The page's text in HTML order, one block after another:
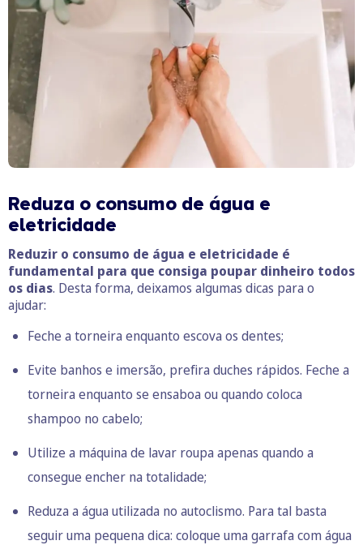
Reduza o consumo de água e
eletricidade
Reduzir o consumo de água e eletricidade é
fundamental para que consiga poupar dinheiro todos
os dias. Desta forma, deixamos algumas dicas para o
ajudar:
Feche a torneira enquanto escova os dentes;
Evite banhos e imersão, prefira duches rápidos. Feche a
torneira enquanto se ensaboa ou quando coloca
shampoo no cabelo;
Utilize a máquina de lavar roupa apenas quando a
consegue encher na totalidade;
Reduza a água utilizada no autoclismo. Para tal basta
seguir uma pequena dica: coloque uma garrafa com água